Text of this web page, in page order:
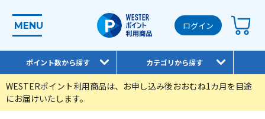
MENU ログイン
ポイント数から探す カテゴリから探す
WESTERポイント利用商品は、お申し込み後おおむね1カ月を目途
にお届けいたします。